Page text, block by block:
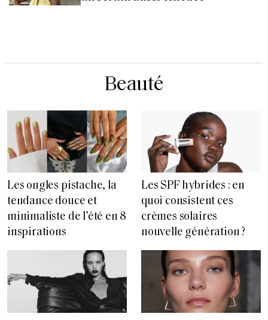
Beauté
Les ongles pistache, la
tendance douce et
minimaliste de l’été en 8
inspirations
Les SPF hybrides : en
quoi consistent ces
crèmes solaires
nouvelle génération ?